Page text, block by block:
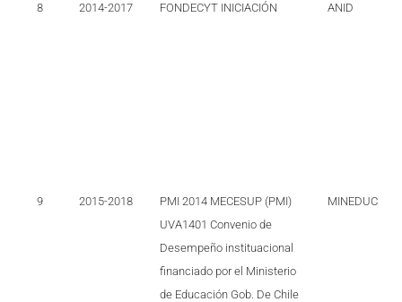
8 2014-2017 FONDECYT INICIACIÓN ANID
9 2015-2018
PMI 2014 MECESUP (PMI)
UVA1401 Convenio de
Desempeño instituacional
financiado por el Ministerio
de Educación Gob. De Chile
MINEDUC